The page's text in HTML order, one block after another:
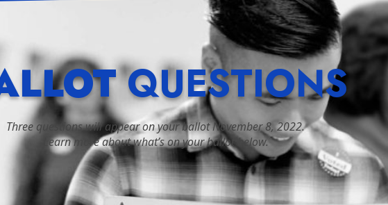
QUESTIONS
Three questions will appear on your ballot November 8, 2022.
Learn more about what’s on your ballot below.